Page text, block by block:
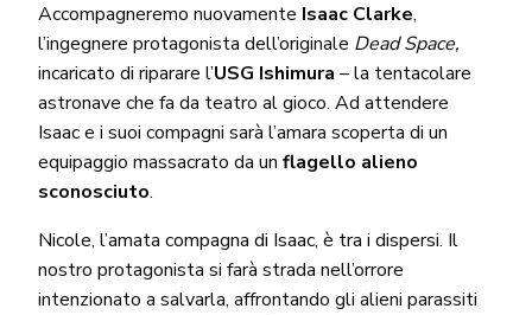
Accompagneremo nuovamente Isaac Clarke,
l’ingegnere protagonista dell’originale Dead Space,
incaricato di riparare l’USG Ishimura – la tentacolare
astronave che fa da teatro al gioco. Ad attendere
Isaac e i suoi compagni sarà l’amara scoperta di un
equipaggio massacrato da unflagello alieno
sconosciuto.
Nicole, l’amata compagna di Isaac, è tra i dispersi. Il
nostro protagonista si farà strada nell’orrore
intenzionato a salvarla, affrontando gli alieni parassiti